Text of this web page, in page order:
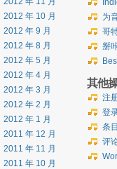
为
哥
掰
其他
注
登
条
评
2012 年 10 月
2012 年 9 月
2012 年 8 月
2012 年 5 月
2012 年 4 月
2012 年 3 月
2012 年 2 月
2012 年 1 月
2011 年 12 月
2011 年 11 月
2011 年 10 月